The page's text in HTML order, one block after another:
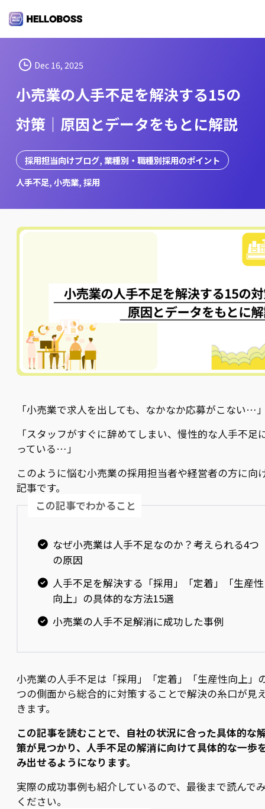
i
Dec 16, 2025
小売業の人手不足を解決する15の
対策｜原因とデータをもとに解説
採用担当向けブログ, 業種別・職種別採用のポイント
人手不足, 小売業, 採用
「小売業で求人を出しても、なかなか応募がこない…
「スタッフがすぐに辞めてしまい、慢性的な人手不足
っている…」
このように悩む小売業の採用担当者や経営者の方に向
記事です。
この記事でわかること
なぜ小売業は人手不足なのか？考えられる4つ
の原因
人手不足を解決する「採用」「定着」「生産性
向上」の具体的な方法15選
小売業の人手不足解消に成功した事例
小売業の人手不足は「採用」「定着」「生産性向上」
つの側面から総合的に対策することで解決の糸口が見
きます。
この記事を読むことで、自社の状況に合った具体的な
策が見つかり、人手不足の解消に向けて具体的な一歩
み出せるようになります。
実際の成功事例も紹介しているので、最後まで読んで
ください。